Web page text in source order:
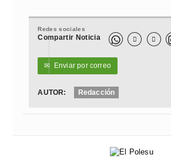
Redes sociales
Compartir Noticia  
✉ Enviar por correo
AUTOR: Redacción